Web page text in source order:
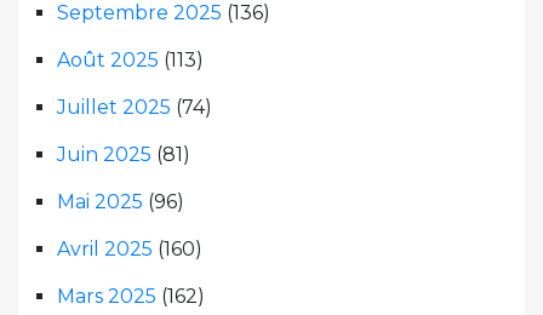
Septembre 2025 (136)
Août 2025 (113)
Juillet 2025 (74)
Juin 2025 (81)
Mai 2025 (96)
Avril 2025 (160)
Mars 2025 (162)